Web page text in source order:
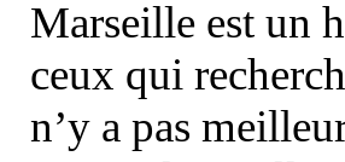
Marseille est un
ceux qui
n’y a pas